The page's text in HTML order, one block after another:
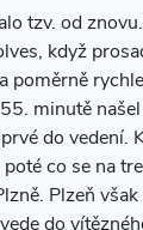
tzv. od
když
poměrně
minutě našel
do vedení.
co se na
Plzeň
do